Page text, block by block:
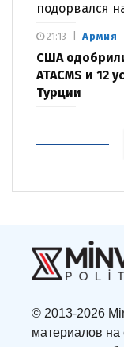
подорвался
Армия
США
ATACMS и 12
Турции
21:13
© 2013-2026
материалов на